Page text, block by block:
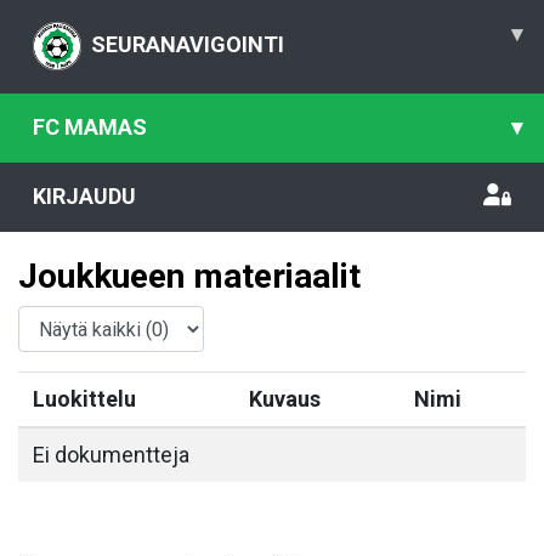
SEURANAVIGOINTI ▾
FC MAMAS ▾
KIRJAUDU
Joukkueen materiaalit
Luokittelu Kuvaus Nimi
Ei dokumentteja